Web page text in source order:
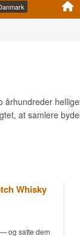
århundreder
at samlere
Whisky
og satte dem